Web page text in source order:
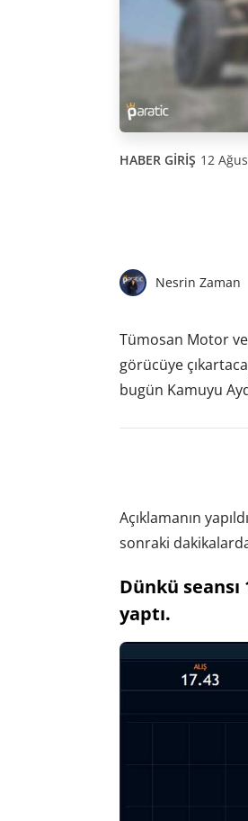
HABER GİRİŞ 12
Nesrin Zaman
Tümosan Motor
görücüye
bugün Kamuyu
Açıklamanın
sonraki
Dünkü seansı
yaptı.